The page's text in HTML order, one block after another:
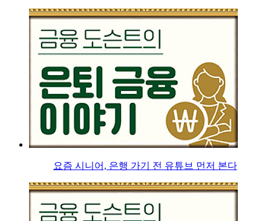
요즘 시니어, 은행 가기 전 유튜브 먼저 본다